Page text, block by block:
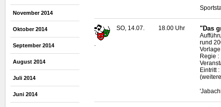
November 2014
Oktober 2014
September 2014
August 2014
Juli 2014
Juni 2014
.
SO, 14.07. 18.00 Uhr "Das
rund
Regie
Eintritt